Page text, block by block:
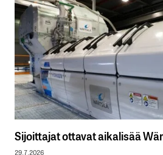
Sijoittajat ottavat aikalisää
29.7.2026